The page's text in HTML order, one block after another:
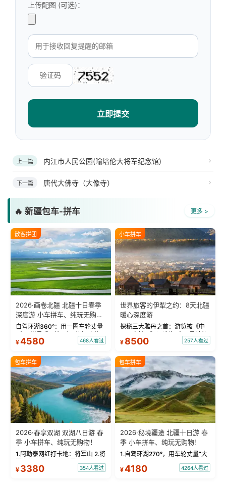
上传配图 (可选)：
立即提交
上一篇 内江市人民公园(喻培伦大将军纪念馆)
下一篇 唐代大佛寺（大像寺）
🔥 新疆包车-拼车 更多 >
散客拼团
2026·画卷北疆 北疆十日春季
深度游 小车拼车、纯玩无购
物！
自驾环湖360°：用一圈车轮丈量
“大西洋最后一滴眼泪”的极致蔚
蓝。 赛湖旅拍：甄选多款风格服
绝美瞬间。 赛湖坦克300跟车视
频：专业摄影师...
¥4580 468人看过
小车拼车
世界旅客的伊犁之约：8天北疆
暖心深度游
探秘三大雅丹之首：游览被《中
国国家地理》评选为“中国最美的
三大雅丹”第一名的克拉玛依魔鬼
瓦人最大村落——禾木村，欣赏
晨雾与小木...
¥ 8500 257人看过
包车拼车
2026·春享双湖 双湖八日游 春
季 小车拼车、纯玩无购物！
1.阿勒泰网红打卡地：将军山 2.将
军山落日缆车，体验雪都风光 3.
将军山，夕阳派对，蹦迪party 4.
¥ 3380 354人看过
包车拼车
2026·秘境疆途 北疆十日游 春
季 小车拼车、纯玩无购物！
1.自驾环湖270°，用车轮丈量“大
西洋最后一滴眼泪”的极致蔚蓝，
让雪山、花海与深邃湖水在转弯
¥4180 4264人看过